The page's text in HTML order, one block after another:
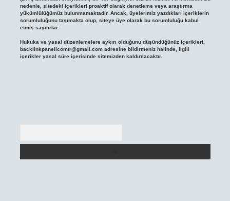
nedenle, sitedeki içerikleri proaktif olarak denetleme veya araştırma
yükümlülüğümüz bulunmamaktadır. Ancak, üyelerimiz yazdıkları içeriklerin
sorumluluğunu taşımakta olup, siteye üye olarak bu sorumluluğu kabul
etmiş sayılırlar.
Hukuka ve yasal düzenlemelere aykırı olduğunu düşündüğünüz içerikleri,
backlinkpanelicomtr@gmail.comadresine bildirmeniz halinde, ilgili
içerikler yasal süre içerisinde sitemizden kaldırılacaktır.